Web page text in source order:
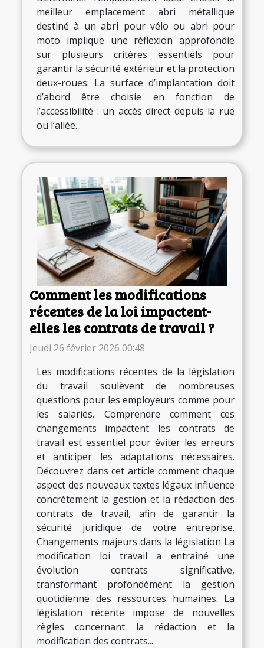
meilleur emplacement abri métallique
destiné à un abri pour vélo ou abri pour
moto implique une réflexion approfondie
sur plusieurs critères essentiels pour
garantir la sécurité extérieur et la protection
deux-roues. La surface d’implantation doit
d’abord être choisie en fonction de
l’accessibilité : un accès direct depuis la rue
ou l’allée...
Comment les modifications
récentes de la loi impactent-
elles les contrats de travail ?
Jeudi 26 février 2026 00:48
Les modifications récentes de la législation
du travail soulèvent de nombreuses
questions pour les employeurs comme pour
les salariés. Comprendre comment ces
changements impactent les contrats de
travail est essentiel pour éviter les erreurs
et anticiper les adaptations nécessaires.
Découvrez dans cet article comment chaque
aspect des nouveaux textes légaux influence
concrètement la gestion et la rédaction des
contrats de travail, afin de garantir la
sécurité juridique de votre entreprise.
Changements majeurs dans la législation La
modification loi travail a entraîné une
évolution contrats significative,
transformant profondément la gestion
quotidienne des ressources humaines. La
législation récente impose de nouvelles
règles concernant la rédaction et la
modification des contrats...